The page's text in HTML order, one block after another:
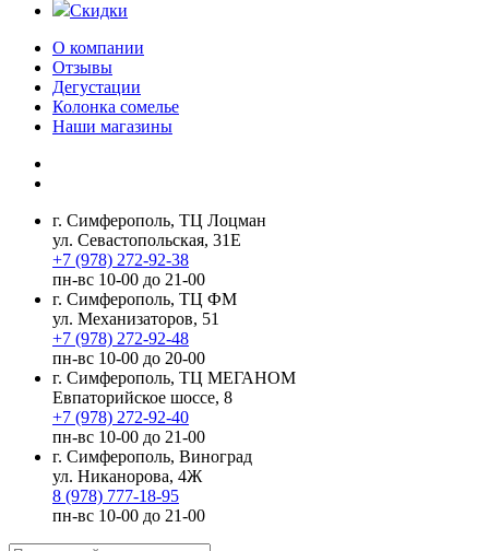
Скидки
О компании
Отзывы
Дегустации
Колонка сомелье
Наши магазины
г. Симферополь, ТЦ Лоцман
ул. Севастопольская, 31Е
+7 (978) 272-92-38
пн-вс 10-00 до 21-00
г. Симферополь, ТЦ ФМ
ул. Механизаторов, 51
+7 (978) 272-92-48
пн-вс 10-00 до 20-00
г. Симферополь, ТЦ МЕГАНОМ
Евпаторийское шоссе, 8
+7 (978) 272-92-40
пн-вс 10-00 до 21-00
г. Симферополь, Виноград
ул. Никанорова, 4Ж
8 (978) 777-18-95
пн-вс 10-00 до 21-00